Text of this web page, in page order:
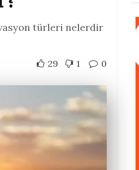
türleri nelerdir
29 1 0